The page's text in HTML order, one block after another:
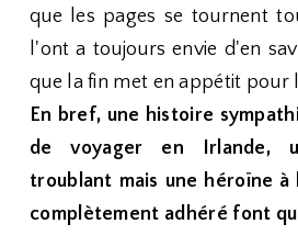
que les pages se tournent
l'ont a toujours envie d'en
que la fin met en appétit pour
En bref, une histoire
de voyager en Irlande,
troublant mais une héroïne à
complètement adhéré font